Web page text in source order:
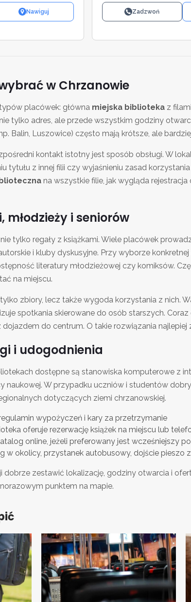
Nawiguj Zadzwoń
w Chrzanowie
placówek: główna miejska biblioteka z
tylko adres, ale przede wszystkim godziny
Balin, Luszowice) często mają krótsze, ale
kontakt istotny jest sposób obsługi. W
tytułu z innej filii czy wyjaśnieniu zasad
na wszystkie filie, jak wygląda
i seniorów
tylko regały z książkami. Wiele placówek
i kluby dyskusyjne. Przy wyborze
literatury młodzieżowej czy komiksów.
na miejscu.
zbiory, lecz także wygoda korzystania z nich.
spotkania skierowane do osób starszych.
do centrum. O takie rozwiązania
i udogodnienia
dostępne są stanowiska komputerowe z
naukowej. W przypadku uczniów i studentów
dotyczących ziemi chrzanowskiej.
wypożyczeń i kary za przetrzymanie
oferuje rezerwację książek na miejscu lub
online, jeżeli preferowany jest wcześniejszy
w okolicy, przystanek autobusowy, dojście pieszo
dobrze zestawić lokalizację, godziny otwarcia i
punktem na mapie.